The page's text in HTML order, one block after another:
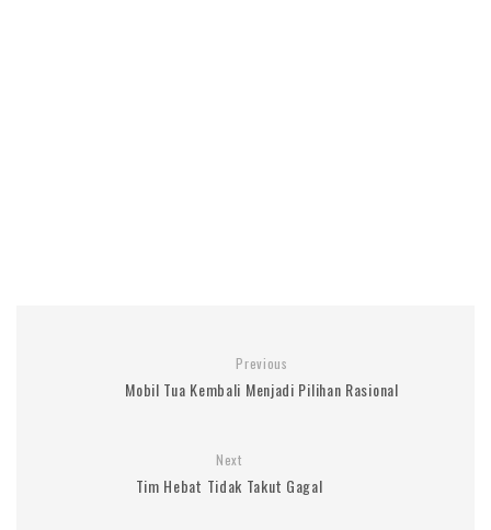
Previous
Mobil Tua Kembali Menjadi Pilihan Rasional
Next
Tim Hebat Tidak Takut Gagal